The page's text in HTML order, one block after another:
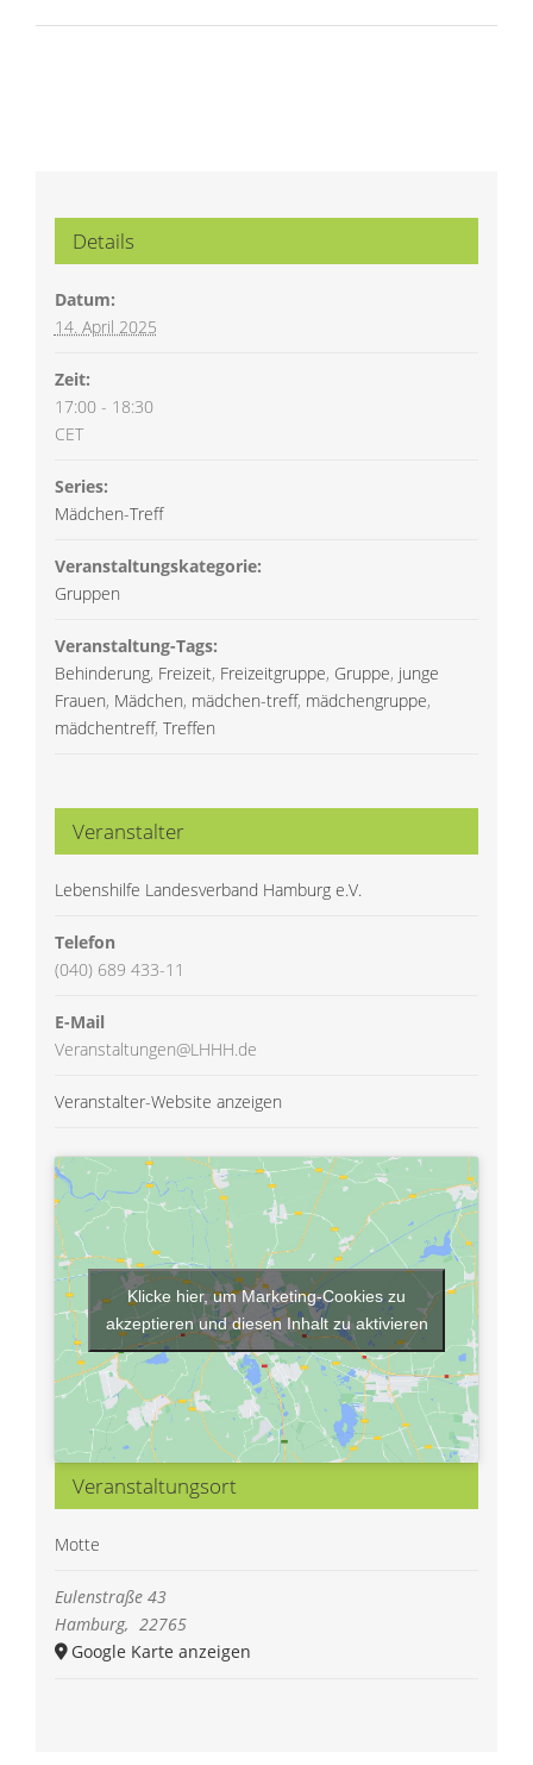
Details
Datum:
14. April 2025
Zeit:
17:00 - 18:30
CET
Series:
Mädchen-Treff
Veranstaltungskategorie:
Gruppen
Veranstaltung-Tags:
Behinderung, Freizeit, Freizeitgruppe, Gruppe, junge
Frauen, Mädchen, mädchen-treff, mädchengruppe,
mädchentreff, Treffen
Veranstalter
Lebenshilfe Landesverband Hamburg e.V.
Telefon
(040) 689 433-11
E-Mail
Veranstaltungen@LHHH.de
Veranstalter-Website anzeigen
Veranstaltungsort
Motte
Eulenstraße 43
Hamburg, 22765
Google Karte anzeigen
Klicke hier, um Marketing-Cookies zu
akzeptieren und diesen Inhalt zu aktivieren